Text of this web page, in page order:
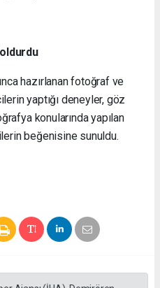
hazırlanan fotoğraf ve
yaptığı deneyler, göz
konularında yapılan
beğenisine sunuldu.